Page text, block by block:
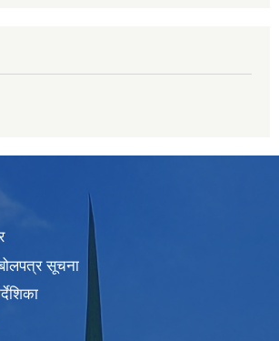
सूचना